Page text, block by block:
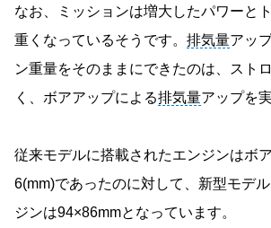
なお、ミッションは増大したパワーと
重くなっているそうです。 排気量アッ
ン重量をそのままにできたのは、スト
く、ボアアップによる排気量アップを
従来モデルに搭載されたエンジンはボ
6(mm)であったのに対して、新型モデ
ジンは94×86mmとなっています。